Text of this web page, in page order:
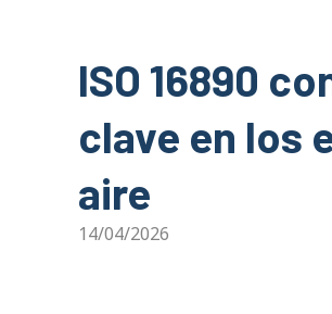
ISO 16890
clave en los
aire
14/04/2026